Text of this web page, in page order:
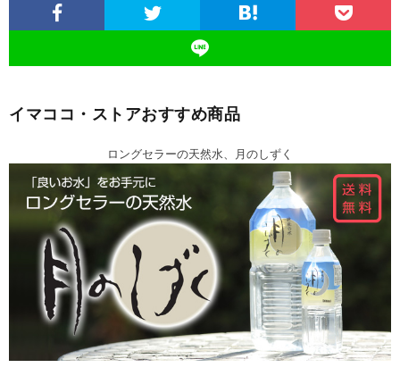
イマココ・ストアおすすめ商品
ロングセラーの天然水、月のしずく